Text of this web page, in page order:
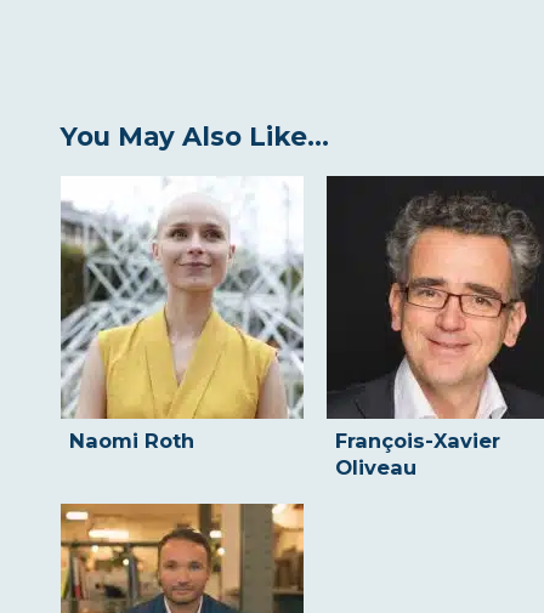
You May Also Like...
Naomi Roth
François-Xavier
Oliveau